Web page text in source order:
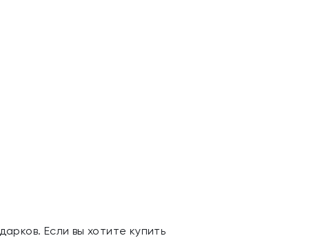
Если вы хотите купить